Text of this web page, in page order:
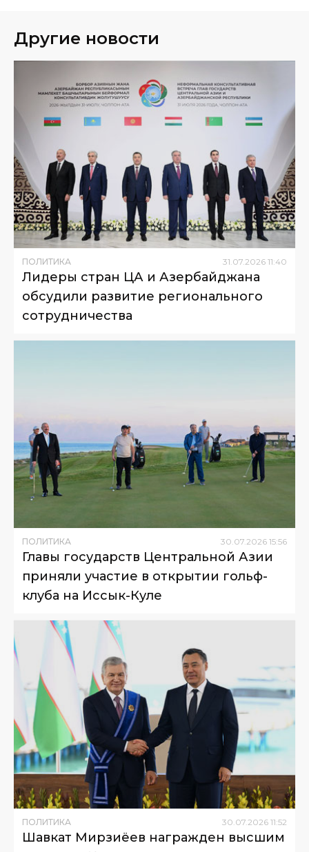
Другие новости
ПОЛИТИКА 31.07.2026 11:40
Лидеры стран ЦА и Азербайджана
обсудили развитие регионального
сотрудничества
ПОЛИТИКА 30.07.2026 15:56
Главы государств Центральной Азии
приняли участие в открытии гольф-
клуба на Иссык-Куле
ПОЛИТИКА 30 07 2026 11:52
Шавкат Мирзиёев награжден высшим